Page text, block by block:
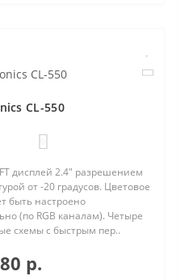
CL-550
дисплей 2.4" разрешением
от -20 градусов. Цветовое
быть настроено
(по RGB каналам). Четыре
схемы с быстрым пер..
р.